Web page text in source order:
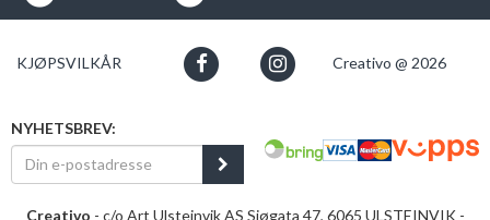
KJØPSVILKÅR Creativo @ 2026
NYHETSBREV:
Creativo - c/o Art Ulsteinvik AS Sjøgata 47, 6065 ULSTEINVIK -